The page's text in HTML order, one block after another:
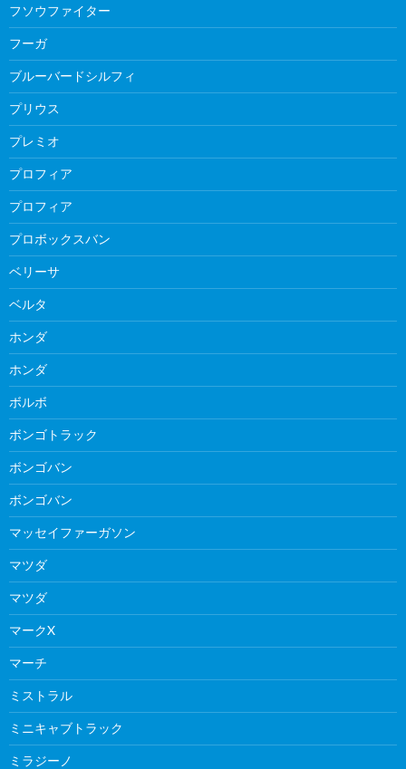
フソウファイター
フーガ
ブルーバードシルフィ
プリウス
プレミオ
プロフィア
プロフィア
プロボックスバン
ベリーサ
ベルタ
ホンダ
ホンダ
ボルボ
ボンゴトラック
ボンゴバン
ボンゴバン
マッセイファーガソン
マツダ
マツダ
マークX
マーチ
ミストラル
ミニキャブトラック
ミラジーノ